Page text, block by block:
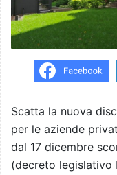
Scatta la nuova
per le aziende
dal 17 dicembre
(decreto legislativo